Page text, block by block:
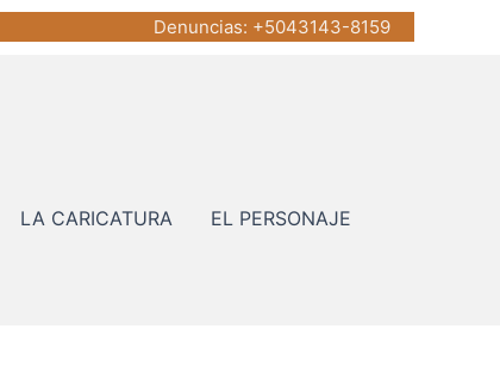
Denuncias: +5043143-8159
LA CARICATURA EL PERSONAJE